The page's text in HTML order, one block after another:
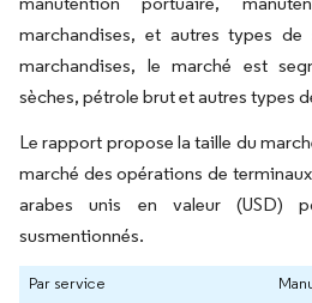
marchandises, et autres types
marchandises, le marché est
sèches, pétrole brut et autres types
Le rapport propose la taille du
marché des opérations de
arabes unis en valeur (USD)
susmentionnés.
Par service